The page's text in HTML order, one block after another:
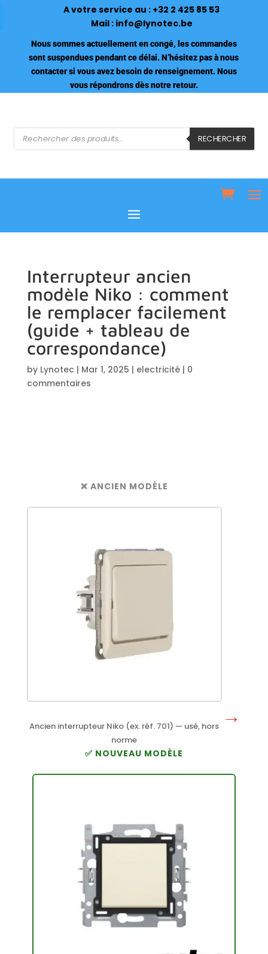
A votre service au : +32 2 425 85 53
Mail : info@lynotec.be
Nous sommes actuellement en congé, les commandes
sont suspendues pendant ce délai. N’hésitez pas à nous
contacter si vous avez besoin de renseignement. Nous
vous répondrons dès notre retour.
Recherche
de
produits
RECHERCHER
Interrupteur ancien
modèle Niko : comment
le remplacer facilement
(guide + tableau de
correspondance)
by Lynotec | Mar 1, 2025 | electricité| 0
commentaires
❌ ANCIEN MODÈLE
Ancien interrupteur Niko (ex. réf. 701) — usé, hors
norme
→
✅ NOUVEAU MODÈLE